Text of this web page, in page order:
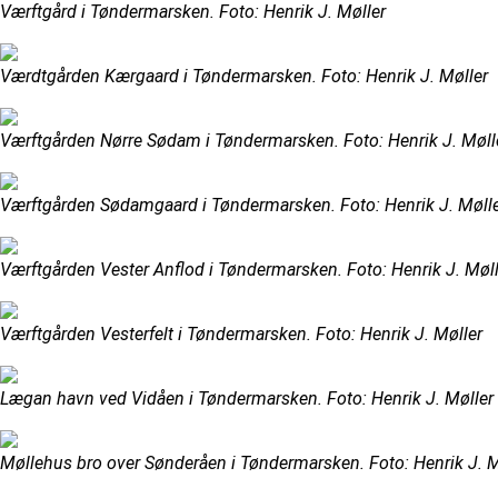
Værftgård i Tøndermarsken. Foto: Henrik J. Møller
Værdtgården Kærgaard i Tøndermarsken. Foto: Henrik J. Møller
Værftgården Nørre Sødam i Tøndermarsken. Foto: Henrik J.
Værftgården Sødamgaard i Tøndermarsken. Foto: Henrik J.
Værftgården Vester Anflod i Tøndermarsken. Foto: Henrik J.
Værftgården Vesterfelt i Tøndermarsken. Foto: Henrik J. Møller
Lægan havn ved Vidåen i Tøndermarsken. Foto: Henrik J. Møller
Møllehus bro over Sønderåen i Tøndermarsken. Foto: Henrik J.